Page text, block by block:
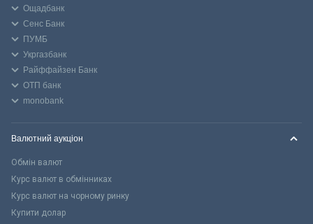
Ощадбанк
Сенс Банк
ПУМБ
Укргазбанк
Райффайзен Банк
ОТП банк
monobank
Валютний аукціон
Обмін валют
Курс валют в обмінниках
Курс валют на чорному ринку
Купити долар